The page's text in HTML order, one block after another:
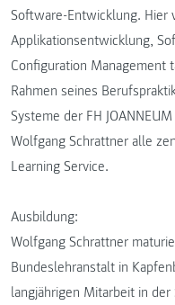
Software-Entwicklung. Hier
Applikationsentwicklung,
Configuration Management
Rahmen seines
Systeme der FH
Wolfgang Schrattner alle
Learning Service.
Ausbildung:
Wolfgang Schrattner
Bundeslehranstalt in
langjährigen Mitarbeit in